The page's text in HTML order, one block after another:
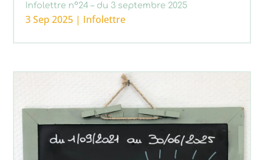
Infolettre n°24 – du 3 septembre 2025
3 Sep 2025 | Infolettre